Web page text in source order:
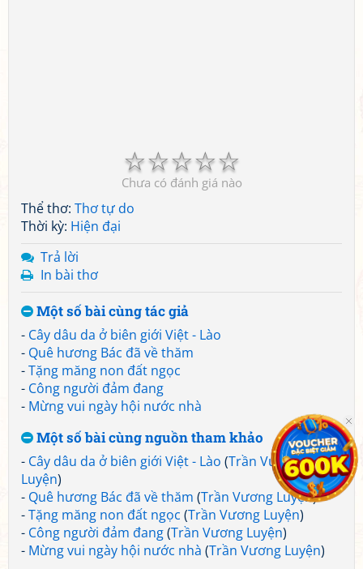
☆
☆
☆
☆
☆
Chưa có đánh giá nào
Thể thơ: Thơ tự do
Thời kỳ: Hiện đại
Trả lời
In bài thơ
Một số bài cùng tác giả
- Cây dâu da ở biên giới Việt - Lào
- Quê hương Bác đã về thăm
-Tặng măng non đất ngọc
- Công người đảm đang
- Mừng vui ngày hội nước nhà
Một số bài cùng nguồn tham khảo
- Cây dâu da ở biên giới Việt - Lào (Trần Vương
Luyện)
- Quê hương Bác đã về thăm (Trần Vương Luyện)
-Tặng măng non đất ngọc (Trần Vương Luyện)
- Công người đảm đang(Trần Vương Luyện)
- Mừng vui ngày hội nước nhà (Trần Vương Luyện)